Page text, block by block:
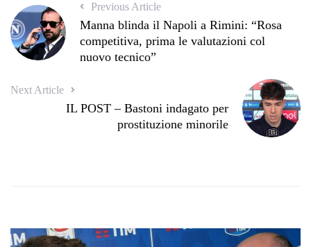
Previous Article
Manna blinda il Napoli a Rimini: “Rosa
competitiva, prima le valutazioni col
nuovo tecnico”
Next Article
IL POST – Bastoni indagato per
prostituzione minorile